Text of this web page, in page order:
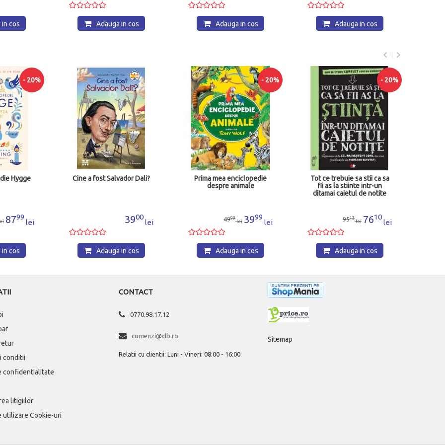
in cos Adauga in cos Adauga in cos
Dali?
3900
lei
in cos
- 20%
Prima mea enciclopedie
3999
lei
Adauga in cos
- 20%
Tot ce trebuie sa stii ca sa
fii as la stiinte intr-un
9513
lei 7610
lei
Adauga in cos
Prima mea enciclopedie.
Insecte
3990
lei
Adauga in cos
conditii
confidentialitate
litigiilor
utilizare Cookie-uri
CONTACT
0770.98.17.12
comenzi@clb.ro
Relatii cu clientii: Luni - Vineri: 08:00 - 16:00
Sitemap